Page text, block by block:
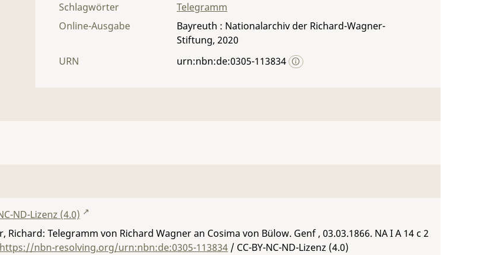
Schlagwörter
Telegramm
Online-Ausgabe
Bayreuth : Nationalarchiv der Richard-Wagner-
Stiftung, 2020
URN
urn:nbn:de:0305-113834
ND-Lizenz (4.0)
Richard: Telegramm von Richard Wagner an Cosima von Bülow. Genf , 03.03.1866. NA I A 14 c 2
https://nbn-resolving.org/urn:nbn:de:0305-113834 / CC-BY-NC-ND-Lizenz (4.0)